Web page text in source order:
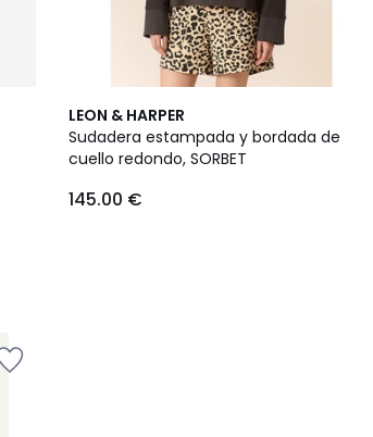
LEON & HARPER
Sudadera estampada y bordada de
cuello redondo, SORBET
145.00 €